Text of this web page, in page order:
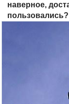
наверное,
пользовались?